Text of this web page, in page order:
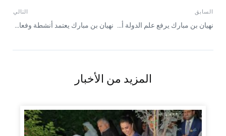
السابق
نهيان بن مبارك يرفع علم الدولة أمام مقر وزارة التسامح والتعايش بأبوظبي
التالي
نهيان بن مبارك يعتمد أنشطة وفعاليات المهرجان الوطني للتسامح والتعايش
المزيد من الأخبار